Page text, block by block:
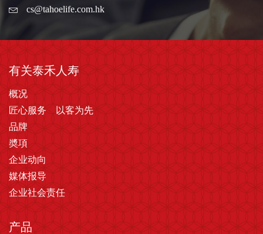
cs@tahoelife.com.hk
有关泰禾人寿
概况
匠心服务 以客为先
品牌
奬項
企业动向
媒体报导
企业社会责任
产品